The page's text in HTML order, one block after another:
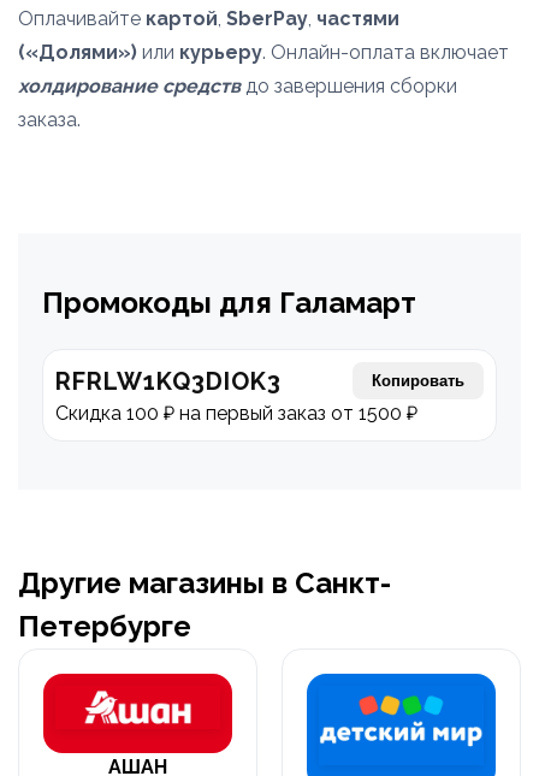
Оплачивайте картой, SberPay, частями
(«Долями») или курьеру. Онлайн-оплата включает
холдирование средствдо завершения сборки
заказа.
Промокоды для Галамарт
RFRLW1KQ3DIOK3 Копировать
Скидка 100 ₽ на первый заказ от 1500 ₽
Другие магазины в Санкт-
Петербурге
АШАН